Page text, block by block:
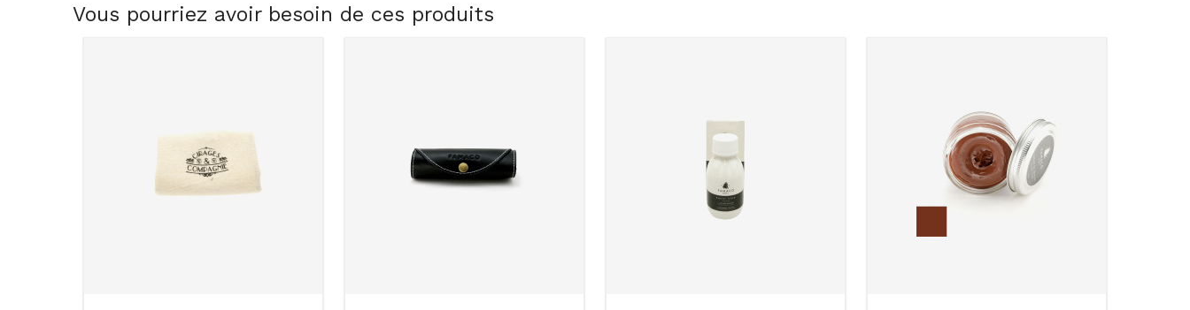
Vous pourriez avoir besoin de ces produits